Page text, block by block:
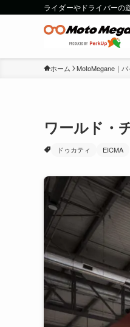
ライダーやドライバーの
ホーム MotoMegane｜
ワールド・
ドゥカティ EICMA